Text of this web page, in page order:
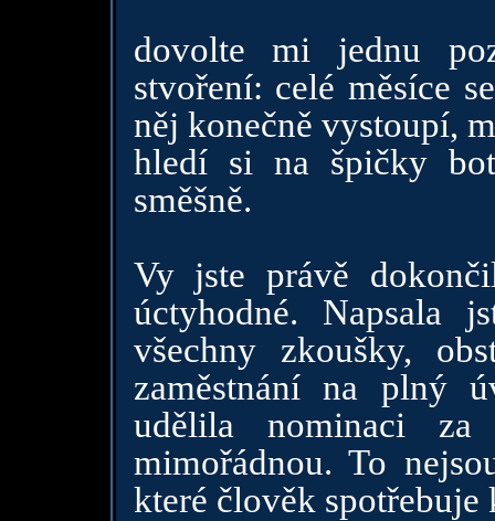
dovolte mi jednu
stvoření: celé měsíce
něj konečně vystoupí,
hledí si na špičky
směšně.
Vy jste právě
úctyhodné. Napsala
všechny zkoušky,
zaměstnání na plný
udělila nominaci
mimořádnou. To
které člověk spotřebuje